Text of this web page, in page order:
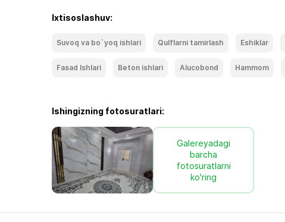
Ixtisoslashuv:
Suvoq va bo`yoq ishlari Qulflarni tamirlash Eshiklar
Fasad Ishlari Beton ishlari Alucobond Hammom
Ishingizning fotosuratlari:
Galereyadagi
barcha
fotosuratlarni
ko'ring